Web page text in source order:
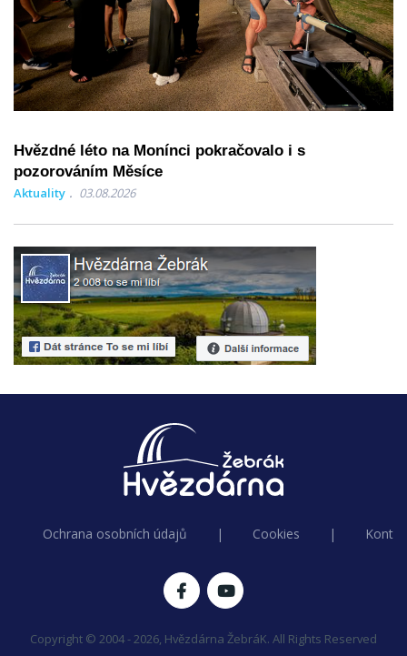
Hvězdné léto na Monínci pokračovalo i s
pozorováním Měsíce
Aktuality 03.08.2026
Ochrana osobních údajů | Cookies |
Copyright © 2004 - 2026, Hvězdárna ŽebráK. All Rights Reserved